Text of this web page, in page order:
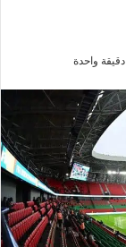
دقيقة واحدة